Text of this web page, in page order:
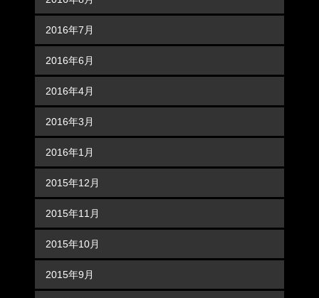
2016年7月
2016年6月
2016年4月
2016年3月
2016年1月
2015年12月
2015年11月
2015年10月
2015年9月